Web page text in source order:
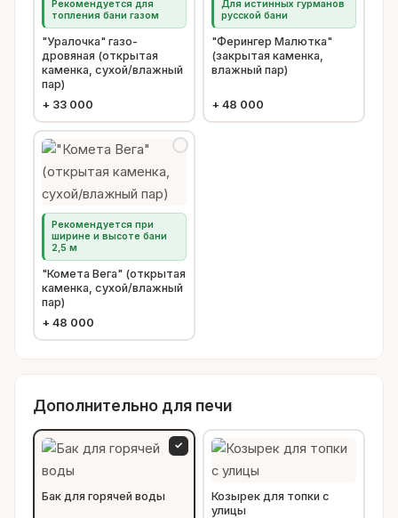
Рекомендуется для
топления бани газом
"Уралочка" газо-
дровяная (открытая
каменка, сухой/влажный
пар)
+ 33 000
Для истинных гурманов
русской бани
"Ферингер Малютка"
(закрытая каменка,
влажный пар)
+ 48 000
Рекомендуется при
ширине и высоте бани
2,5 м
"Комета Вега" (открытая
каменка, сухой/влажный
пар)
+ 48 000
Дополнительно для печи
Бак для горячей воды
✓
Козырек для топки с
улицы